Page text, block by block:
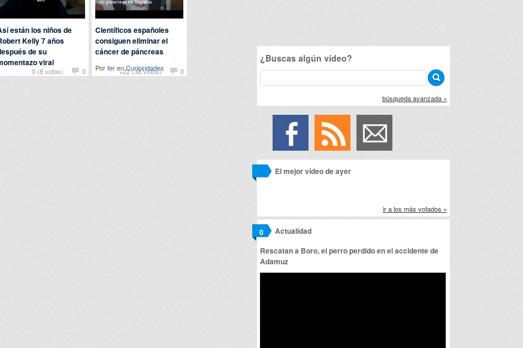
0 (8 votos) 0
están los niños de
Kelly 7 años
de su
viral
123daleenCuriosidades
+22 (38 votos) 0
Científicos españoles
consiguen eliminar el
cáncer de páncreas
PorferenCuriosidades
¿Buscas algún vídeo?
búsqueda avanzada »
El mejor vídeo de ayer
ir a los más votados »
Actualidad
0
Rescatan a Boro, el perro perdido en el accidente de
Adamuz